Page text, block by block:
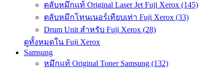
ตลับหมึกแท้ Original Laser Jet Fuji Xerox (145)
ตลับหมึกโทนเนอร์เทียบเท่า Fuji Xerox (33)
Drum Unit สำหรับ Fuji Xerox (28)
ดูทั้งหมดใน Fuji Xerox
Samsung
หมึกแท้ Original Toner Samsung (132)